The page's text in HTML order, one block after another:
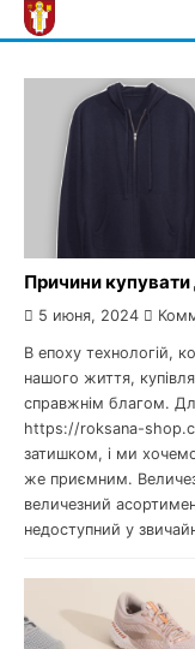
Skip
to
Причини
5 июня, 2024
В епоху технологій,
нашого життя,
справжнім благом.
https://roksana-
затишком, і ми
же приємним.
величезний
недоступний у